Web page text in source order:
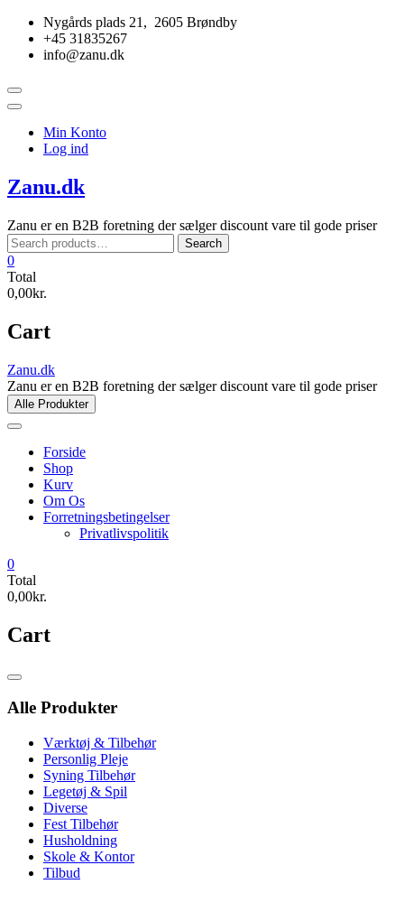
Skip
content
Nygårds plads 21, 2605 Brøndby
+45 31835267
info@zanu.dk
Topbar
Menu
Min Konto
Log ind
Zanu.dk
Zanu er en B2B foretning der sælger discount vare til gode priser
Search
for:
Search
0
Total
0,00kr.
Cart
Zanu.dk
Zanu er en B2B foretning der sælger discount vare til gode priser
Alle Produkter
Forside
Shop
Kurv
Om Os
Forretningsbetingelser
Privatlivspolitik
0
Total
0,00kr.
Cart
Catalog
Alle Produkter
Værktøj & Tilbehør
Personlig Pleje
Syning Tilbehør
Legetøj & Spil
Diverse
Fest Tilbehør
Husholdning
Skole & Kontor
Tilbud